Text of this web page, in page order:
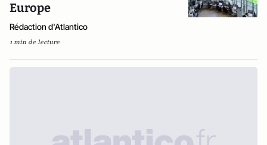
Europe
Rédaction d'Atlantico
1 min de lecture